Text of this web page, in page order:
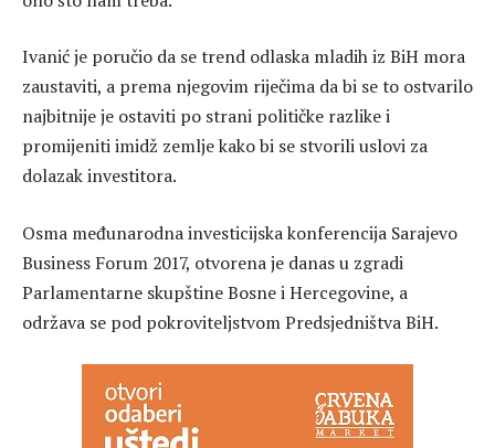
Ivanić je poručio da se trend odlaska mladih iz BiH mora
zaustaviti, a prema njegovim riječima da bi se to ostvarilo
najbitnije je ostaviti po strani političke razlike i
promijeniti imidž zemlje kako bi se stvorili uslovi za
dolazak investitora.
Osma međunarodna investicijska konferencija Sarajevo
Business Forum 2017, otvorena je danas u zgradi
Parlamentarne skupštine Bosne i Hercegovine, a
održava se pod pokroviteljstvom Predsjedništva BiH.